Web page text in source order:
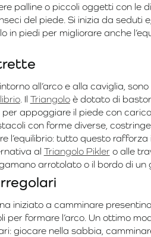
palline o piccoli oggetti con le
del piede. Si inizia da seduti
piedi per migliorare anche
all’arco e alla caviglia, sono
. Il Triangoloè dotato di
appoggiare il piede con
con forme diverse,
l’equilibrio: tutto questo rafforza
al Triangolo Pikler o alle
arrotolato o il bordo di un
iniziato a camminare
formare l’arco. Un ottimo
giocare nella sabbia,